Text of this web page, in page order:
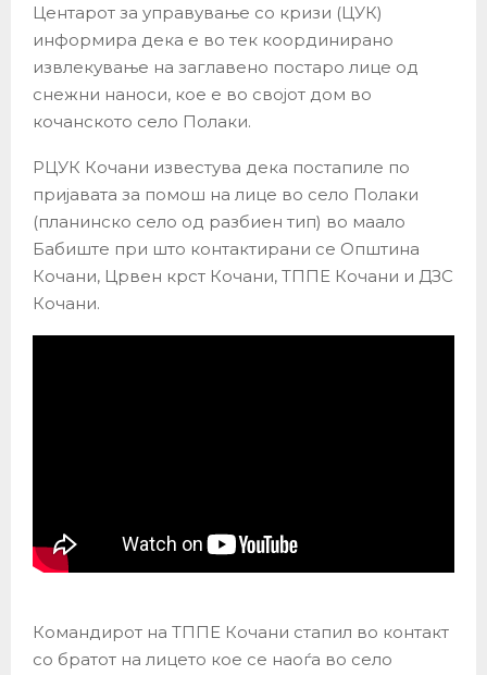
Центарот за управување со кризи (ЦУК)
информира дека е во тек координирано
извлекување на заглавено постаро лице од
снежни наноси, кое е во својот дом во
кочанското село Полаки.
РЦУК Кочани известува дека постапиле по
пријавата за помош на лице во село Полаки
(планинско село од разбиен тип) во маало
Бабиште при што контактирани се Општина
Кочани, Црвен крст Кочани, ТППЕ Кочани и ДЗС
Кочани.
Командирот на ТППЕ Кочани стапил во контакт
со братот на лицето кое се наоѓа во село